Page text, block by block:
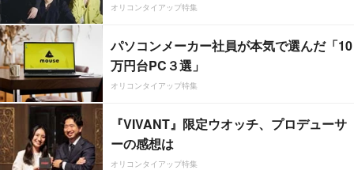
オリコンタイアップ特集
パソコンメーカー社員が本気で選んだ「10
万円台PC３選」
オリコンタイアップ特集
『VIVANT』限定ウオッチ、プロデューサ
ーの感想は
オリコンタイアップ特集